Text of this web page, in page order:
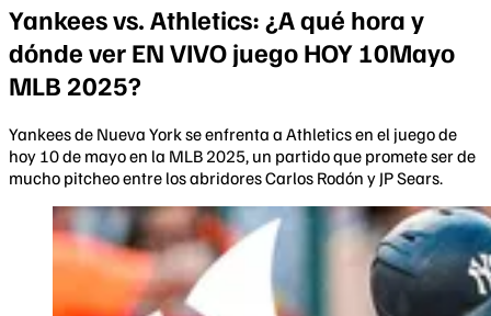
Yankees vs. Athletics: ¿A qué hora y
dónde ver EN VIVO juego HOY 10Mayo
MLB 2025?
Yankees de Nueva York se enfrenta a Athletics en el juego de
hoy 10 de mayo en la MLB 2025, un partido que promete ser de
mucho pitcheo entre los abridores Carlos Rodón y JP Sears.